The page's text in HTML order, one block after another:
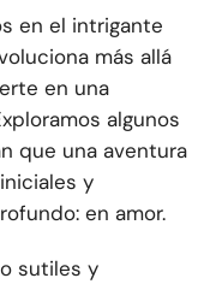
en el intrigante
más allá
en una
algunos
que una aventura
y
en amor.
sutiles y